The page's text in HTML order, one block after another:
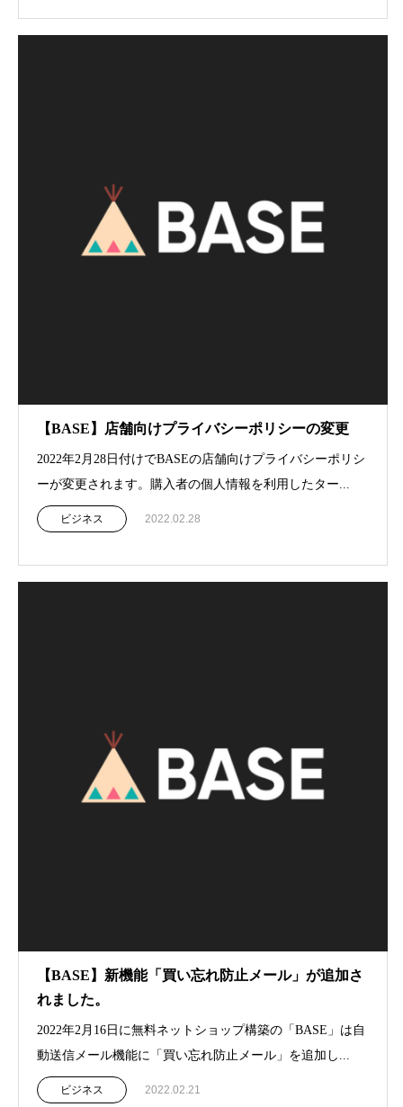
【BASE】店舗向けプライバシーポリシーの変更
2022年2月28日付けでBASEの店舗向けプライバシーポリシ
ーが変更されます。購入者の個人情報を利用したター...
ビジネス 2022.02.28
【BASE】新機能「買い忘れ防止メール」が追加さ
れました。
2022年2月16日に無料ネットショップ構築の「BASE」は自
動送信メール機能に「買い忘れ防止メール」を追加し...
ビジネス 2022.02.21